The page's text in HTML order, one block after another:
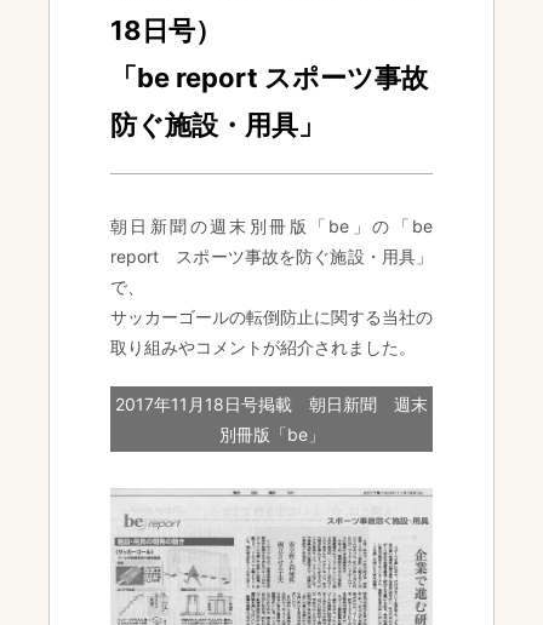
18日号）
「be report スポーツ事故
防ぐ施設・用具」
朝日新聞の週末別冊版「be」の「be
report スポーツ事故を防ぐ施設・用具」
で、
サッカーゴールの転倒防止に関する当社の
取り組みやコメントが紹介されました。
2017年11月18日号掲載 朝日新聞 週末
別冊版「be」